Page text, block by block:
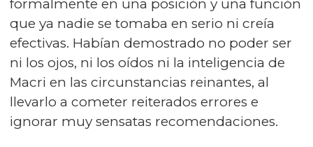
formalmente en una posición y una función
que ya nadie se tomaba en serio ni creía
efectivas. Habían demostrado no poder ser
ni los ojos, ni los oídos ni la inteligencia de
Macri en las circunstancias reinantes, al
llevarlo a cometer reiterados errores e
ignorar muy sensatas recomendaciones.